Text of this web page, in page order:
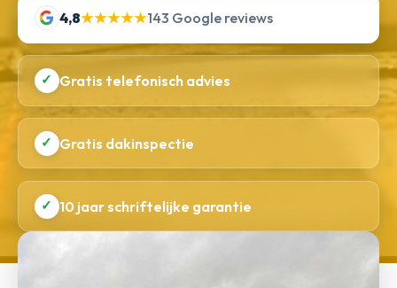
4,8★★★★★143 Google reviews
✓ Gratis telefonisch advies
✓ Gratis dakinspectie
✓ 10 jaar schriftelijke garantie